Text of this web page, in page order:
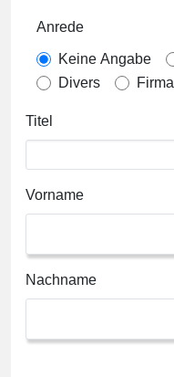
Anrede
Keine Angabe
Divers
Firma
Titel
Vorname
Nachname